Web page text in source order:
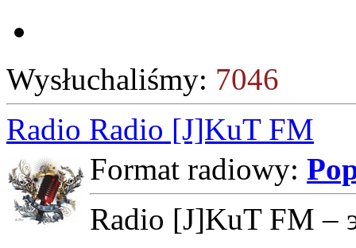
Wysłuchaliśmy: 7046
Radio Radio [J]KuT FM
Format radiowy:
Radio [J]KuT FM –